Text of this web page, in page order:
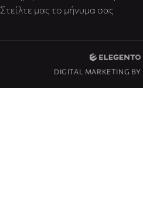
Στείλτε μας το μήνυμα σας
DIGITAL MARKETING BY